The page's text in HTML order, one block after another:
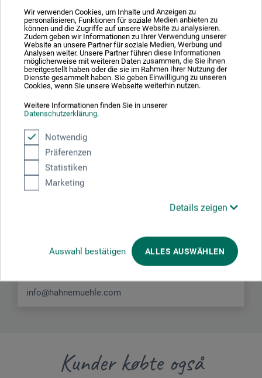
Wir verwenden Cookies, um Inhalte und Anzeigen zu
personalisieren, Funktionen für soziale Medien anbieten zu
können und die Zugriffe auf unsere Website zu analysieren.
Zudem geben wir Informationen zu Ihrer Verwendung unserer
Website an unsere Partner für soziale Medien, Werbung und
Analysen weiter. Unsere Partner führen diese Informationen
möglicherweise mit weiteren Daten zusammen, die Sie ihnen
bereitgestellt haben oder die sie im Rahmen Ihrer Nutzung der
Dienste gesammelt haben. Sie geben Einwilligung zu unseren
Cookies, wenn Sie unsere Webseite weiterhin nutzen.
Weitere Informationen finden Sie in unserer
Datenschutzerklärung.
Notwendig
Präferenzen
Statistiken
Marketing
Details zeigen
Auswahl bestätigen ALLES AUSWÄHLEN
giver mulighed for flere lag pastøs farvepåføring med
bedste resultater. Også velegnet til lasurer og
akvarellignende teknikker.
Made in Germany.
Producent-kontakt
Her finder du producentens kontaktoplysninger for dette
37586 Dassel
info@hahnemuehle.com
Kunder købte også